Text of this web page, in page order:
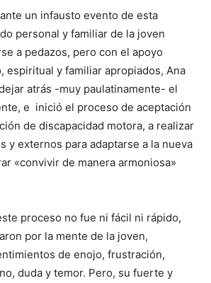
un infausto evento de esta
personal y familiar de la joven
a pedazos, pero con el apoyo
espiritual y familiar apropiados, Ana
atrás -muy paulatinamente- el
e inició el proceso de aceptación
de discapacidad motora, a realizar
y externos para adaptarse a la nueva
«convivir de manera armoniosa»
proceso no fue ni fácil ni rápido,
por la mente de la joven,
de enojo, frustración,
duda y temor. Pero, su fuerte y